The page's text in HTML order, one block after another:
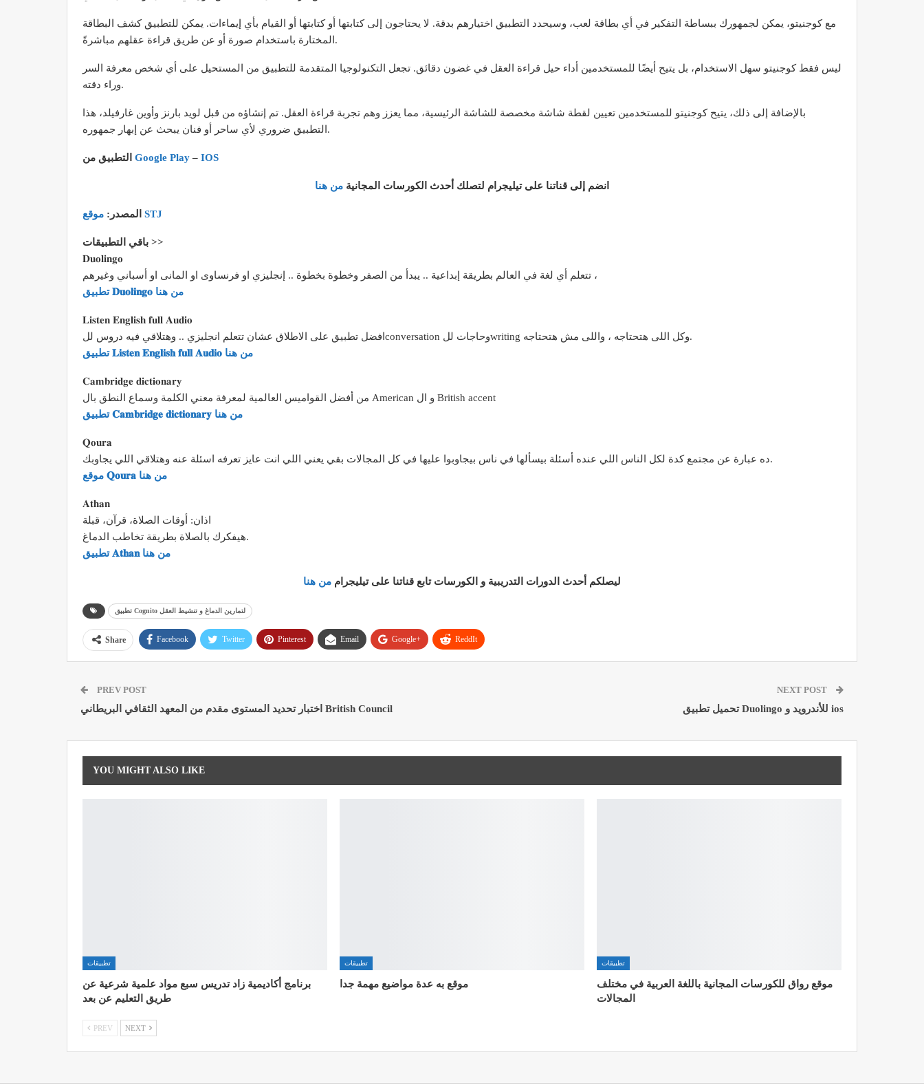
مع كوجنيتو، يمكن لجمهورك ببساطة التفكير في أي بطاقة لعب، وسيحدد التطبيق اختيارهم بدقة. لا يحتاجون إلى كتابتها أو كتابتها أو القيام بأي إيماءات. يمكن للتطبيق كشف البطاقة
المختارة باستخدام صورة أو عن طريق قراءة عقلهم مباشرةً.
ليس فقط كوجنيتو سهل الاستخدام، بل يتيح أيضًا للمستخدمين أداء حيل قراءة العقل في غضون دقائق. تجعل التكنولوجيا المتقدمة للتطبيق من المستحيل على أي شخص معرفة السر
وراء دقته.
بالإضافة إلى ذلك، يتيح كوجنيتو للمستخدمين تعيين لقطة شاشة مخصصة للشاشة الرئيسية، مما يعزز وهم تجربة قراءة العقل. تم إنشاؤه من قبل لويد بارنز وأوين غارفيلد، هذا
التطبيق ضروري لأي ساحر أو فنان يبحث عن إبهار جمهوره.
Google Play – IOS
انضم إلى قناتنا على تيليجرام لتصلك أحدث الكورسات المجانية من هنا
المصدر: موقع STJ
باقي التطبيقات >>
𝐃𝐮𝐨𝐥𝐢𝐧𝐠𝐨
تتعلم أي لغة في العالم بطريقة إبداعية .. يبدأ من الصفر وخطوة بخطوة .. إنجليزي او فرنساوى او المانى او أسباني وغيرهم ،
تطبيق 𝐃𝐮𝐨𝐥𝐢𝐧𝐠𝐨 من هنا
𝐋𝐢𝐬𝐭𝐞𝐧 𝐄𝐧𝐠𝐥𝐢𝐬𝐡 𝐟𝐮𝐥𝐥 𝐀𝐮𝐝𝐢𝐨
افضل تطبيق على الاطلاق عشان تتعلم انجليزي .. وهتلاقي فيه دروس للconversation وحاجات للwriting وكل اللى هتحتاجه ، واللى مش هتحتاجه.
تطبيق 𝐋𝐢𝐬𝐭𝐞𝐧 𝐄𝐧𝐠𝐥𝐢𝐬𝐡 𝐟𝐮𝐥𝐥 𝐀𝐮𝐝𝐢𝐨 من هنا
‏𝐂𝐚𝐦𝐛𝐫𝐢𝐝𝐠𝐞 𝐝𝐢𝐜𝐭𝐢𝐨𝐧𝐚𝐫𝐲
من أفضل القواميس العالمية لمعرفة معني الكلمة وسماع النطق بال American و ال British accent
تطبيق 𝐂𝐚𝐦𝐛𝐫𝐢𝐝𝐠𝐞 𝐝𝐢𝐜𝐭𝐢𝐨𝐧𝐚𝐫𝐲 من هنا
𝐐𝐨𝐮𝐫𝐚
ده عبارة عن مجتمع كدة لكل الناس اللي عنده أسئلة بيسألها في ناس بيجاوبوا عليها في كل المجالات بقي يعني اللي انت عايز تعرفه اسئلة عنه وهتلاقي اللي يجاوبك.
موقع 𝐐𝐨𝐮𝐫𝐚 من هنا
𝐀𝐭𝐡𝐚𝐧
اذان: أوقات الصلاة، قرآن، قبلة
هيفكرك بالصلاة بطريقة تخاطب الدماغ.
تطبيق 𝐀𝐭𝐡𝐚𝐧 من هنا
ليصلكم أحدث الدورات التدريبية و الكورسات تابع قناتنا على تيليجرام من هنا
تطبيق Cognito لتمارين الدماغ و تنشيط العقل
Share Facebook Twitter Pinterest Email Google+ ReddIt
PREV POST
اختبار تحديد المستوى مقدم من المعهد الثقافي البريطاني British Council
NEXT POST
تحميل تطبيق Duolingo للأندرويد و ios
YOU MIGHT ALSO LIKE
تطبيقات
برنامج أكاديمية زاد تدريس سبع مواد علمية شرعية عن
طريق التعليم عن بعد
تطبيقات
موقع به عدة مواضيع مهمة جدا
تطبيقات
موقع رواق للكورسات المجانية باللغة العربية في مختلف
المجالات
PREV NEXT